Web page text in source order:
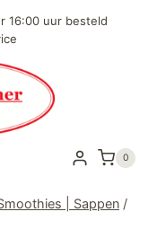
16:00 uur besteld
0
| Sappen /